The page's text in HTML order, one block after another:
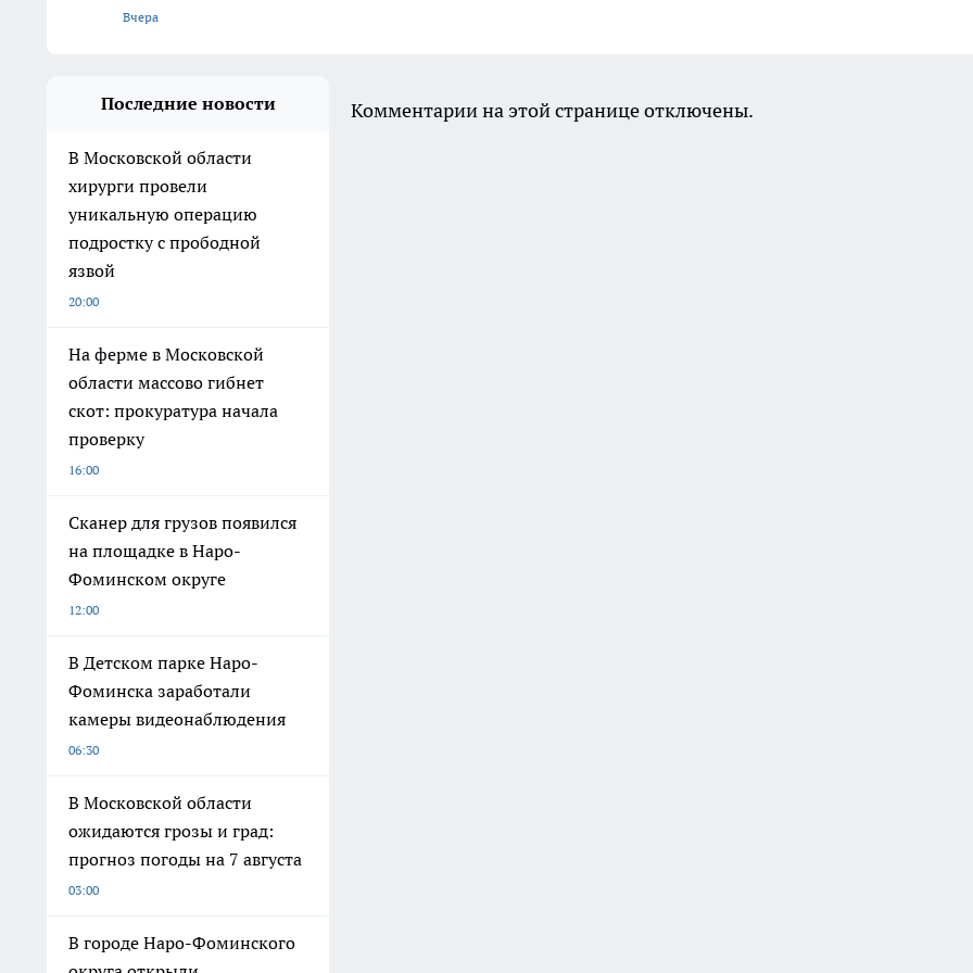
Вчера
Последние новости
В Московской области
хирурги провели
уникальную операцию
подростку с прободной
язвой
20:00
На ферме в Московской
области массово гибнет
скот: прокуратура начала
проверку
16:00
Сканер для грузов появился
на площадке в Наро-
Фоминском округе
12:00
В Детском парке Наро-
Фоминска заработали
камеры видеонаблюдения
06:30
В Московской области
ожидаются грозы и град:
прогноз погоды на 7 августа
03:00
В городе Наро-Фоминского
Комментарии на этой странице отключены.